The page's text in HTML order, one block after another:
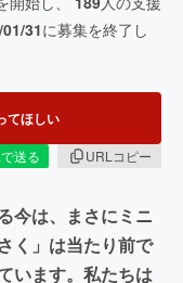
31に募集を終了し
てほしい
送る
URLコピー
今は、まさにミニ
く」は当たり前で
います。私たちは